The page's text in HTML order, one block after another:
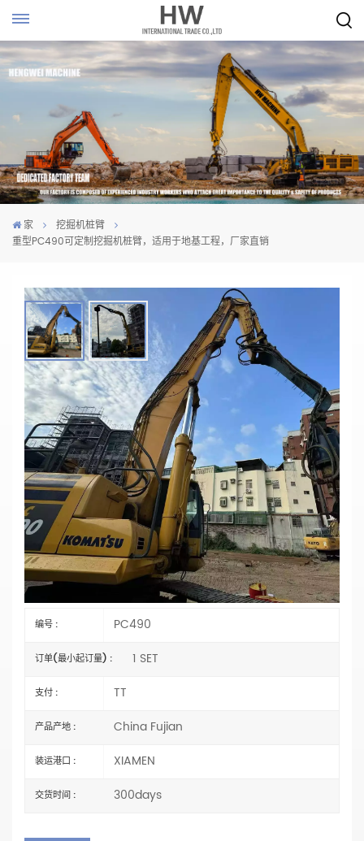
家
挖掘机桩臂
重型PC490可定制挖掘机桩臂，适用于地基工程，厂家直销
重型PC490可定制挖掘机桩臂，适用于地基工
程，厂家直销
主要参数
型号：PC490
类型：打桩挖掘机臂
长度：选择
材料：Q355B 或 Q690D
状态：全新
臂式气缸类型：外贸类型（外国）
规格：OEM
水桶容量：选择
认证：CE、ISO9001:2000
编号 : PC490
订单(最小起订量) : 1 SET
支付 : TT
产品产地 : China Fujian
装运港口 : XIAMEN
交货时间 : 300days